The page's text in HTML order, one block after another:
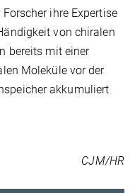
ihre Expertise
von chiralen
bereits mit einer
Moleküle vor der
akkumuliert
CJM/HR